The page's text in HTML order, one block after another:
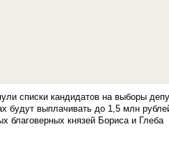
списки кандидатов на выборы
будут выплачивать до 1,5 млн
благоверных князей Бориса и Глеба